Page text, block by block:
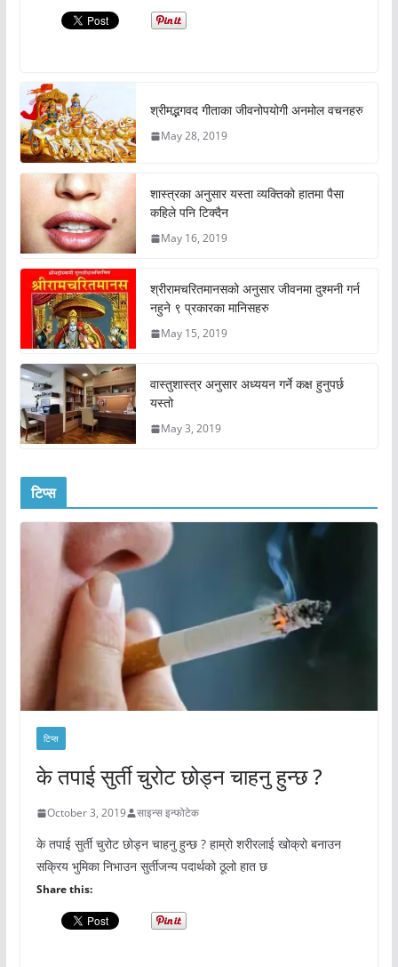
श्रीमद्भगवद गीताका जीवनोपयोगी अनमोल वचनहरु
May 28, 2019
शास्त्रका अनुसार यस्ता व्यक्तिको हातमा पैसा
कहिले पनि टिक्दैन
May 16, 2019
श्रीरामचरितमानसको अनुसार जीवनमा दुश्मनी गर्न
नहुने ९ प्रकारका मानिसहरु
May 15, 2019
वास्तुशास्त्र अनुसार अध्ययन गर्ने कक्ष हुनुपर्छ
यस्तो
May 3, 2019
टिप्स
टिप्स
के तपाई सुर्ती चुरोट छोड्न चाहनु हुन्छ ?
October 3, 2019 साइन्स इन्फोटेक
के तपाई सुर्ती चुरोट छोड्न चाहनु हुन्छ ? हाम्रो शरीरलाई खोक्रो बनाउन
सक्रिय भुमिका निभाउन सुर्तीजन्य पदार्थको ठूलो हात छ
Share this: